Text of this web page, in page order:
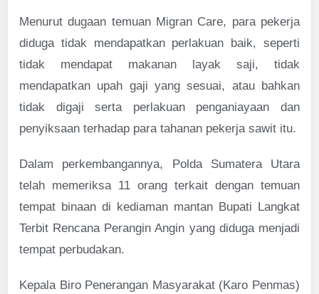
Menurut dugaan temuan Migran Care, para pekerja
diduga tidak mendapatkan perlakuan baik, seperti
tidak mendapat makanan layak saji, tidak
mendapatkan upah gaji yang sesuai, atau bahkan
tidak digaji serta perlakuan penganiayaan dan
penyiksaan terhadap para tahanan pekerja sawit itu.
Dalam perkembangannya, Polda Sumatera Utara
telah memeriksa 11 orang terkait dengan temuan
tempat binaan di kediaman mantan Bupati Langkat
Terbit Rencana Perangin Angin yang diduga menjadi
tempat perbudakan.
Kepala Biro Penerangan Masyarakat (Karo Penmas)